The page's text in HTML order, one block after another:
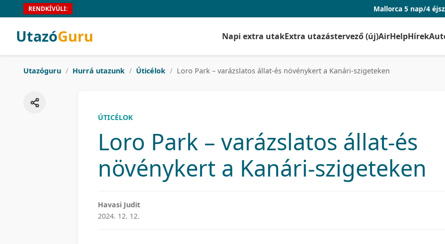
RENDKÍVÜLI: Mallorca 5 nap/4 éjszaka
UtazóGuru Napi extra utakExtra utazástervező (új)AirHelpHírek
Utazóguru / Hurrá utazunk / Úticélok / Loro Park – varázslatos állat-és növénykert a Kanári-szigeteken
ÚTICÉLOK
Loro Park – varázslatos állat-és
növénykert a Kanári-szigeteken
Havasi Judit
2024. 12. 12.